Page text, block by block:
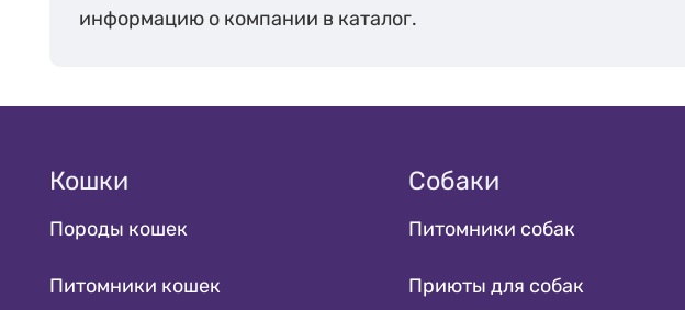
Ленинградская
11
область
область
Приморский край
Республика
информацию о компании в каталог.
Кошки
Породы кошек
Питомники кошек
Собаки
Питомники собак
Приюты для собак